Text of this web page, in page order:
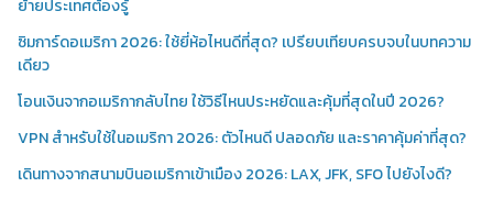
ย้ายประเทศต้องรู้
ซิมการ์ดอเมริกา 2026: ใช้ยี่ห้อไหนดีที่สุด? เปรียบเทียบครบจบในบทความ
เดียว
โอนเงินจากอเมริกากลับไทย ใช้วิธีไหนประหยัดและคุ้มที่สุดในปี 2026?
VPN สำหรับใช้ในอเมริกา 2026: ตัวไหนดี ปลอดภัย และราคาคุ้มค่าที่สุด?
เดินทางจากสนามบินอเมริกาเข้าเมือง 2026: LAX, JFK, SFO ไปยังไงดี?